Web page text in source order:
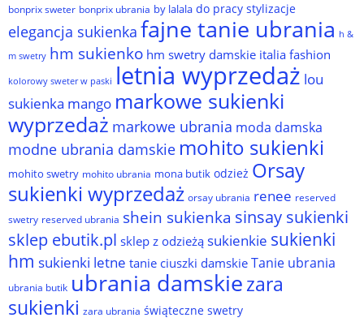
bonprix sweter bonprix ubrania by lalala do pracy stylizacje
elegancja sukienka fajne tanie ubrania h &
m swetry hm sukienko hm swetry damskie italia fashion
kolorowy sweter w paski letnia wyprzedaż lou
sukienka mango markowe sukienki
wyprzedaż markowe ubrania moda damska
modne ubrania damskie mohito sukienki
mohito swetry mohito ubrania mona butik odzież Orsay
sukienki wyprzedaż orsay ubrania renee reserved
swetry reserved ubrania shein sukienka sinsay sukienki
sklep ebutik.pl sklep z odzieżą sukienkie sukienki
hm sukienki letne tanie ciuszki damskie Tanie ubrania
ubrania butik ubrania damskiezara
sukienki zara ubrania świąteczne swetry